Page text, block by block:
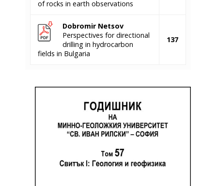
of rocks in earth observations
Dobromir Netsov
Perspectives for directional
drilling in hydrocarbon
fields in Bulgaria
137